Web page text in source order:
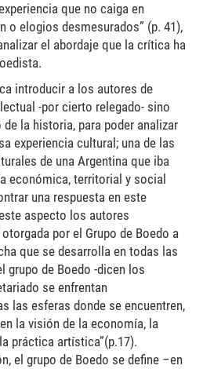
que no caiga en
o elogios desmesurados” (p. 41),
el abordaje que la crítica ha
introducir a los autores de
-por cierto relegado- sino
la historia, para poder analizar
experiencia cultural; una de las
de una Argentina que iba
económica, territorial y social
una respuesta en este
aspecto los autores
por el Grupo de Boedo a
que se desarrolla en todas las
grupo de Boedo -dicen los
se enfrentan
las esferas donde se encuentren,
la visión de la economía, la
práctica artística”(p.17).
el grupo de Boedo se define –en